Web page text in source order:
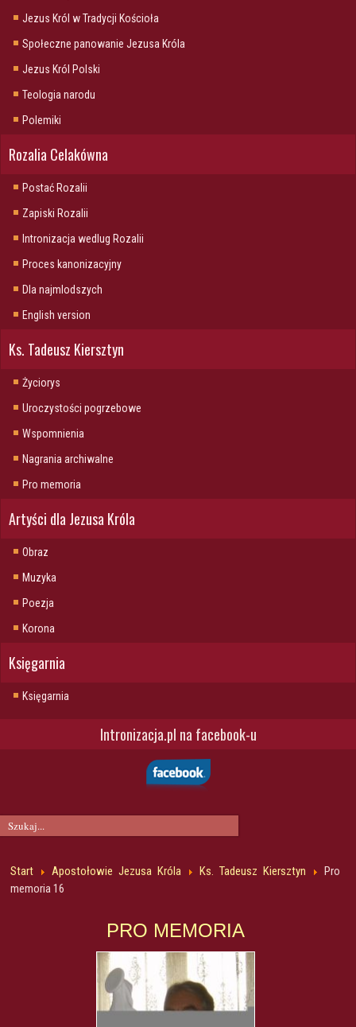
Jezus Król w Tradycji Kościoła
Społeczne panowanie Jezusa Króla
Jezus Król Polski
Teologia narodu
Polemiki
Rozalia Celakówna
Postać Rozalii
Zapiski Rozalii
Intronizacja wedlug Rozalii
Proces kanonizacyjny
Dla najmlodszych
English version
Ks. Tadeusz Kiersztyn
Życiorys
Uroczystości pogrzebowe
Wspomnienia
Nagrania archiwalne
Pro memoria
Artyści dla Jezusa Króla
Obraz
Muzyka
Poezja
Korona
Księgarnia
Księgarnia
Intronizacja.pl na facebook-u
Start Apostołowie Jezusa Króla Ks. Tadeusz Kiersztyn
Pro
memoria 16
PRO MEMORIA